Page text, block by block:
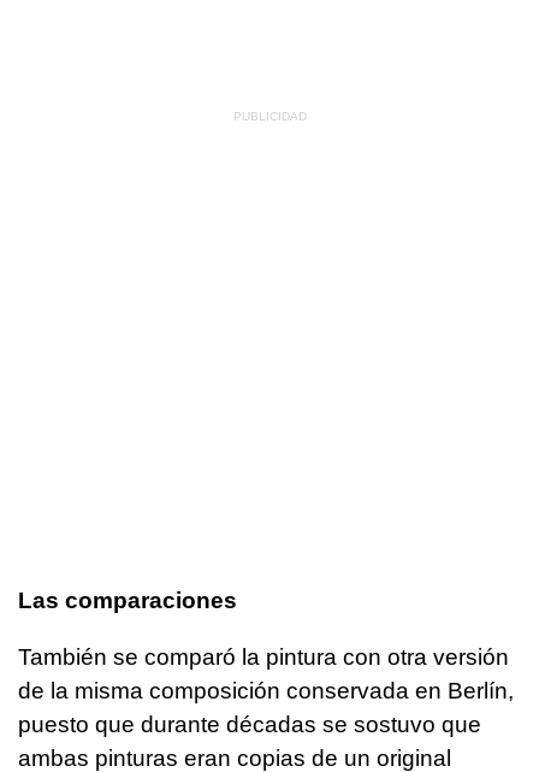
Las comparaciones
También se comparó la pintura con otra versión
de la misma composición conservada en Berlín,
puesto que durante décadas se sostuvo que
ambas pinturas eran copias de un original